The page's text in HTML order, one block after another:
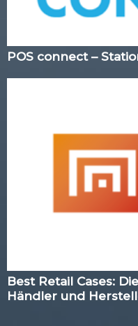
POS connect –
Best Retail Cases:
Händler und